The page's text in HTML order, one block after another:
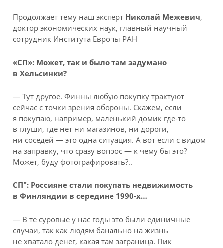
Продолжает тему наш эксперт Николай Межевич,
доктор экономических наук, главный научный
сотрудник Института Европы РАН
«СП»: Может, так и было там задумано
в Хельсинки?
— Тут другое. Финны любую покупку трактуют
сейчас с точки зрения обороны. Скажем, если
я покупаю, например, маленький домик где-то
в глуши, где нет ни магазинов, ни дороги,
ни соседей — это одна ситуация. А вот если с видом
на заправку, что сразу вопрос — к чему бы это?
Может, буду фотографировать?..
СП": Россияне стали покупать недвижимость
в Финляндии в середине 1990-х…
— В те суровые у нас годы это были единичные
случаи, так как людям банально на жизнь
не хватало денег, какая там заграница. Пик